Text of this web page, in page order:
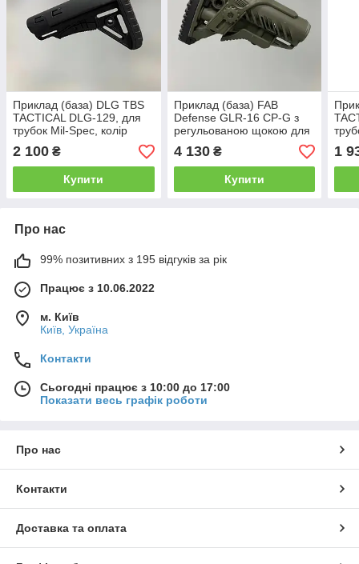
Приклад (база) DLG TBS
TACTICAL DLG-129, для
трубок Mil-Spec, колір
Чорний, гніздо антабки на
2 сторони (DLG-129 BL)
2 100 ₴
Купити
Приклад (база) FAB
Defense GLR-16 CP-G з
регульованою щокою для
AR15/M16, Олива (MIL-
SPEC, Com-SPEC)
4 130₴
Купити
2
1
Про нас
99% позитивних з 195 відгуків за рік
Працює з 10.06.2022
м. Київ
Київ, Україна
Контакти
Сьогодні працює з 10:00 до 17:00
Показати весь графік роботи
Про нас
Контакти
Доставка та оплата